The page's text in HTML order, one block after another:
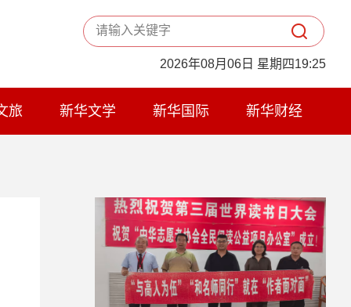
2026年08月06日 星期四19:25
旅 新华文学 新华国际 新华财经